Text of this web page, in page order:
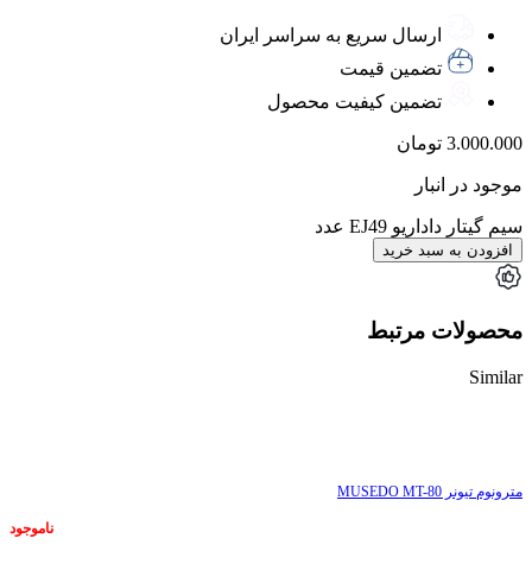
ارسال سریع به سراسر ایران
تضمین قیمت
تضمین کیفیت محصول
3.000.000 تومان
موجود در انبار
سیم گیتار داداریو EJ49 عدد
افزودن به سبد خرید
محصولات مرتبط
Similar
مترونوم تیونر MUSEDO MT-80
ناموجود